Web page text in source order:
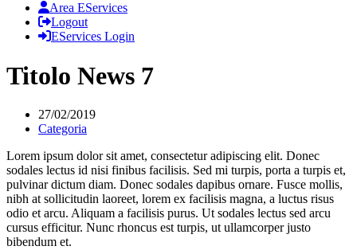
Area EServices
Logout
EServices Login
Titolo News 7
27/02/2019
Categoria
Lorem ipsum dolor sit amet, consectetur adipiscing elit. Donec
sodales lectus id nisi finibus facilisis. Sed mi turpis, porta a turpis et,
pulvinar dictum diam. Donec sodales dapibus ornare. Fusce mollis,
nibh at sollicitudin laoreet, lorem ex facilisis magna, a luctus risus
odio et arcu. Aliquam a facilisis purus. Ut sodales lectus sed arcu
cursus efficitur. Nunc rhoncus est turpis, ut ullamcorper justo
bibendum et.